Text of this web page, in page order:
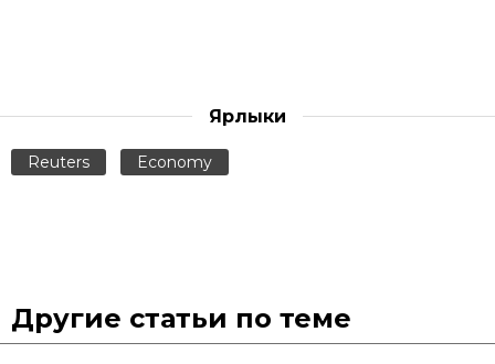
Ярлыки
Reuters Economy
Другие статьи по теме